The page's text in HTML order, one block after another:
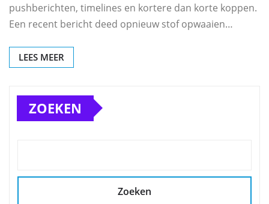
pushberichten, timelines en kortere dan korte koppen.
Een recent bericht deed opnieuw stof opwaaien…
LEES MEER
ZOEKEN
Zoeken